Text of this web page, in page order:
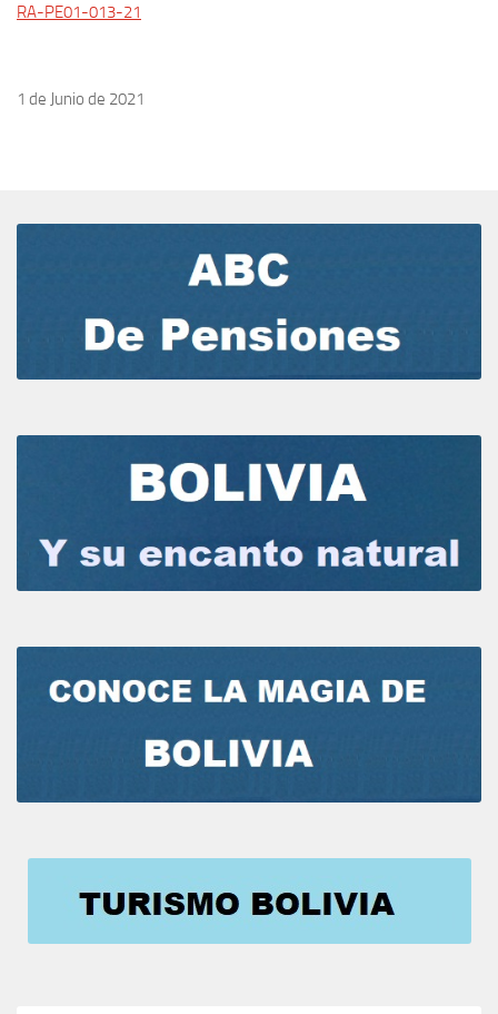
RA-PE01-013-21
1 de Junio de 2021